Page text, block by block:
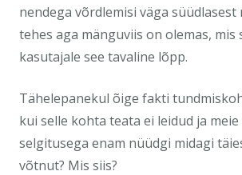
nendega võrdlemisi väga süüdlasest
tehes aga mänguviis on olemas, mis
kasutajale see tavaline lõpp.
Tähelepanekul õige fakti
kui selle kohta teata ei leidud ja meie
selgitusega enam nüüdgi midagi
võtnut? Mis siis?